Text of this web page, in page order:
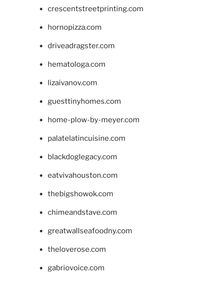
crescentstreetprinting.com
hornopizza.com
driveadragster.com
hematologa.com
lizaivanov.com
guesttinyhomes.com
home-plow-by-meyer.com
palatelatincuisine.com
blackdoglegacy.com
eatvivahouston.com
thebigshowok.com
chimeandstave.com
greatwallseafoodny.com
theloverose.com
gabriovoice.com